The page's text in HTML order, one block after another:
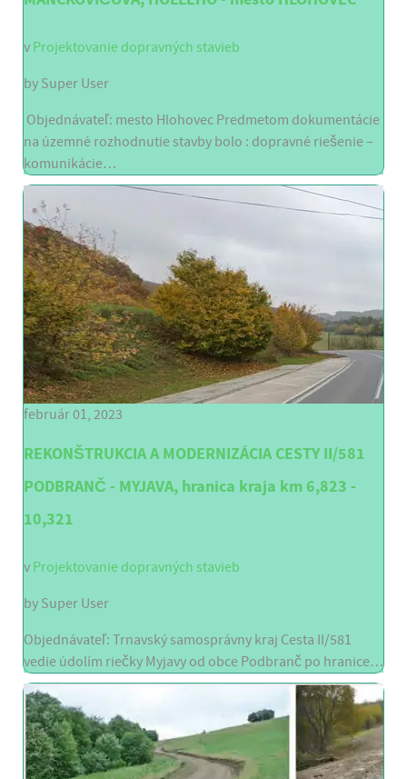
v Projektovanie dopravných stavieb
by Super User
Objednávateľ: mesto Hlohovec Predmetom dokumentácie
na územné rozhodnutie stavby bolo : dopravné riešenie –
komunikácie…
február 01, 2023
REKONŠTRUKCIA A MODERNIZÁCIA CESTY II/581
PODBRANČ - MYJAVA, hranica kraja km 6,823 -
10,321
v Projektovanie dopravných stavieb
by Super User
Objednávateľ: Trnavský samosprávny kraj Cesta II/581
vedie údolím riečky Myjavy od obce Podbranč po hranice…